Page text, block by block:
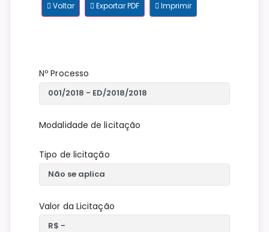
Voltar Exportar PDF Imprimir
Nº Processo
Modalidade de licitação
Tipo de licitação
Valor da Licitação